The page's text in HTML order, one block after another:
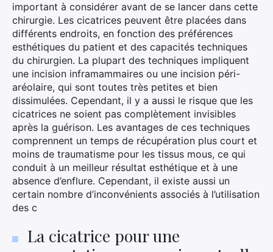
important à considérer avant de se lancer dans cette
chirurgie. Les cicatrices peuvent être placées dans
différents endroits, en fonction des préférences
esthétiques du patient et des capacités techniques
du chirurgien. La plupart des techniques impliquent
une incision inframammaires ou une incision péri-
aréolaire, qui sont toutes très petites et bien
dissimulées. Cependant, il y a aussi le risque que les
cicatrices ne soient pas complètement invisibles
après la guérison. Les avantages de ces techniques
comprennent un temps de récupération plus court et
moins de traumatisme pour les tissus mous, ce qui
conduit à un meilleur résultat esthétique et à une
absence d’enflure. Cependant, il existe aussi un
certain nombre d’inconvénients associés à l’utilisation
des c
La cicatrice pour une